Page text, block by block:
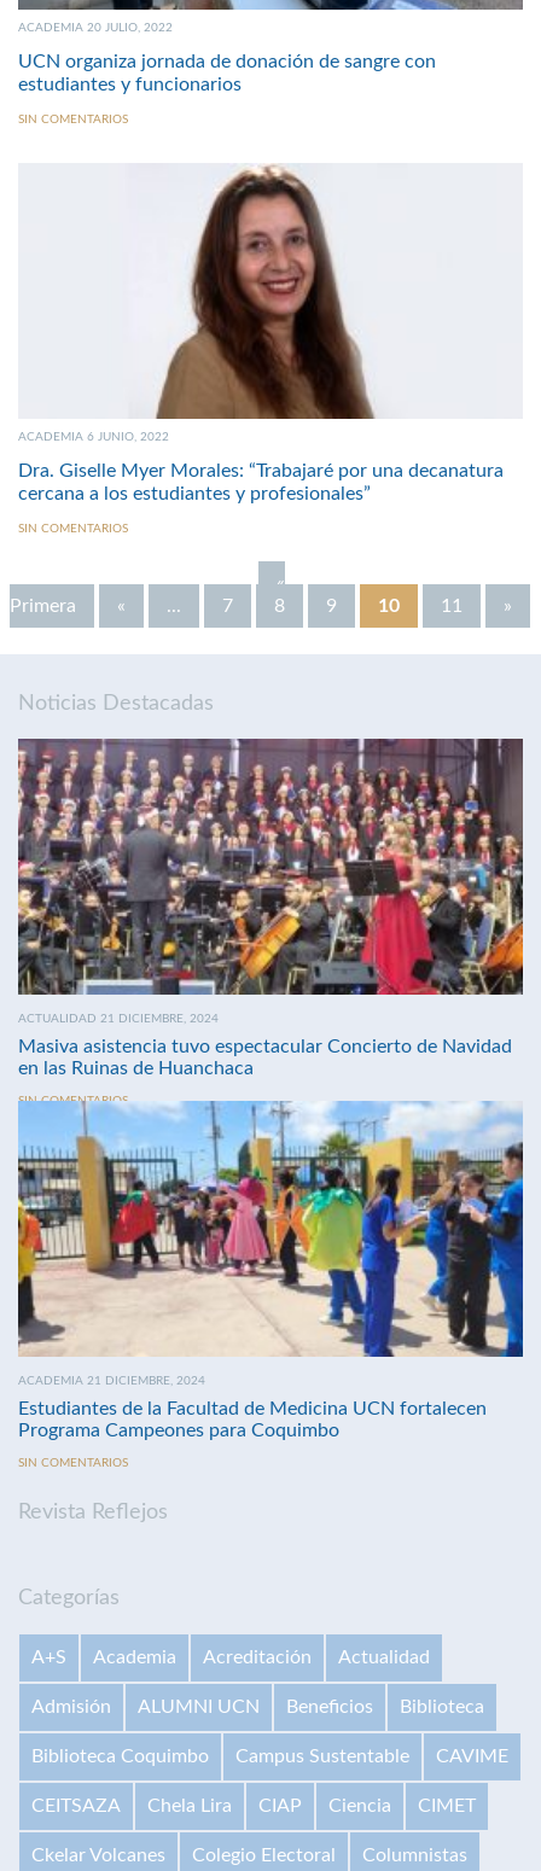
ACADEMIA 20 JULIO, 2022
UCN organiza jornada de donación de sangre con
estudiantes y funcionarios
SIN COMENTARIOS
ACADEMIA 6 JUNIO, 2022
Dra. Giselle Myer Morales: “Trabajaré por una decanatura
cercana a los estudiantes y profesionales”
SIN COMENTARIOS
«
Primera
« ... 7 8 9 10 11 »
Noticias Destacadas
ACTUALIDAD 21 DICIEMBRE, 2024
Masiva asistencia tuvo espectacular Concierto de Navidad
en las Ruinas de Huanchaca
SIN COMENTARIOS
ACADEMIA 21 DICIEMBRE, 2024
Estudiantes de la Facultad de Medicina UCN fortalecen
Programa Campeones para Coquimbo
SIN COMENTARIOS
Revista Reflejos
Categorías
A+S Academia Acreditación Actualidad
Admisión ALUMNI UCN Beneficios Biblioteca
Biblioteca Coquimbo Campus Sustentable CAVIME
CEITSAZA Chela Lira CIAP Ciencia CIMET
Ckelar Volcanes Colegio Electoral Columnistas